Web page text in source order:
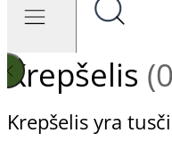
Krepšelis
Krepšelis yra